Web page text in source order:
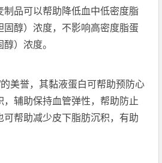
制品可以帮助降低血中低密度脂
醇）浓度，不影响高密度脂蛋
）浓度。
的美誉，其黏液蛋白可帮助预防心
，辅助保持血管弹性，帮助防止
可帮助减少皮下脂肪沉积，有助